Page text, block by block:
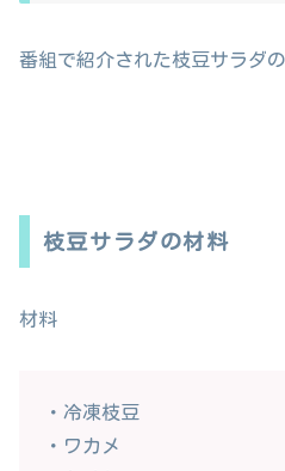
番組で紹介された枝豆サラダの
枝豆サラダの材料
材料
・冷凍枝豆
・ワカメ